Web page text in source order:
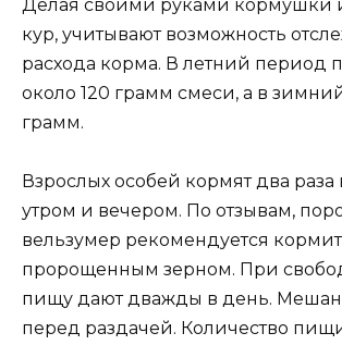
Делая своими руками кормушки
кур, учитывают возможность
расхода корма. В летний период
около 120 грамм смеси, а в
грамм.
Взрослых особей кормят два раза
утром и вечером. По отзывам,
вельзумер рекомендуется
пророщенным зерном. При
пищу дают дважды в день.
перед раздачей. Количество